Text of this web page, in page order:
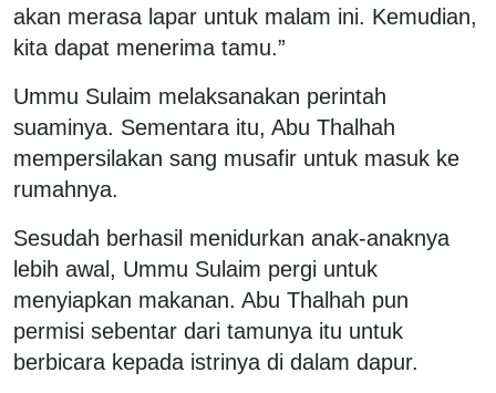
akan merasa lapar untuk malam ini. Kemudian,
kita dapat menerima tamu.”
Ummu Sulaim melaksanakan perintah
suaminya. Sementara itu, Abu Thalhah
mempersilakan sang musafir untuk masuk ke
rumahnya.
Sesudah berhasil menidurkan anak-anaknya
lebih awal, Ummu Sulaim pergi untuk
menyiapkan makanan. Abu Thalhah pun
permisi sebentar dari tamunya itu untuk
berbicara kepada istrinya di dalam dapur.